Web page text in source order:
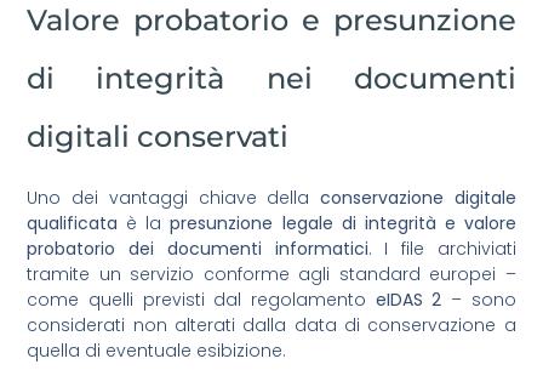
Valore probatorio e presunzione
di integrità nei documenti
digitali conservati
Uno dei vantaggi chiave della conservazione digitale
qualificata è lapresunzione legale di integrità e valore
probatorio
dei documenti informatici. I file archiviati
tramite un servizio conforme agli standard europei –
come quelli previsti dal regolamento eIDAS 2 – sono
considerati non alterati dalla data di conservazione a
quella di eventuale esibizione.